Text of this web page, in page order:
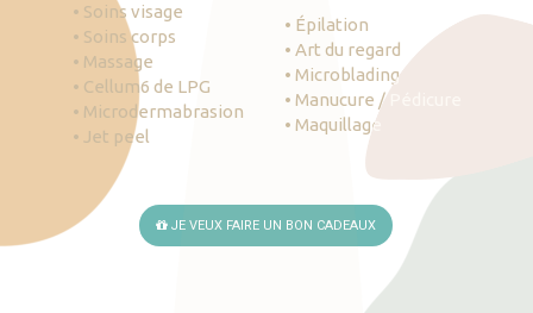
• Soins visage
• Soins corps
• Massage
• Cellum6 de LPG
• Microdermabrasion
• Jet peel
• Épilation
• Art du regard
• Microblading
• Manucure / Pédicure
• Maquillage
JE VEUX FAIRE UN BON CADEAUX